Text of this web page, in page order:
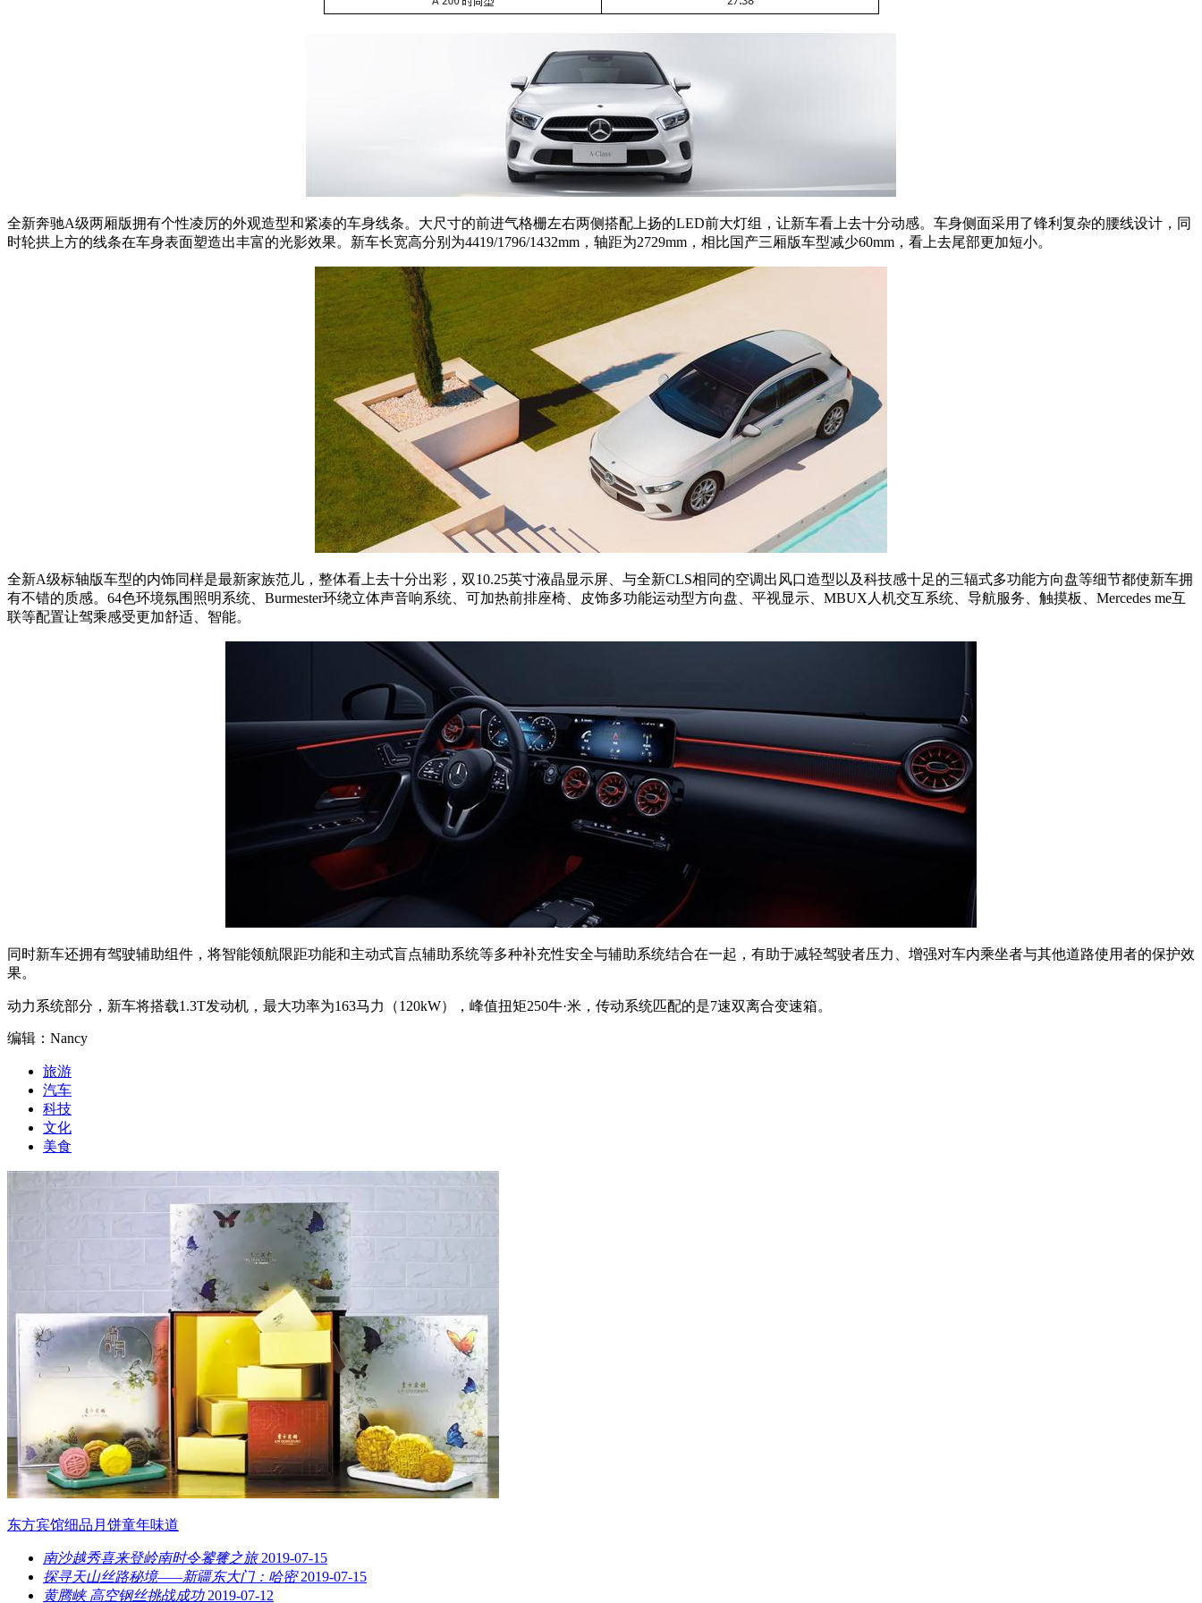
全新奔驰A级两厢版拥有个性凌厉的外观造型和紧凑的车身线条。大尺寸的前进气格栅左右两侧搭配上扬的LED前大灯组，让新车看上去十分动感。车身侧面采用了锋利复杂的腰线设计，同
时轮拱上方的线条在车身表面塑造出丰富的光影效果。新车长宽高分别为4419/1796/1432mm，轴距为2729mm，相比国产三厢版车型减少60mm，看上去尾部更加短小。
全新A级标轴版车型的内饰同样是最新家族范儿，整体看上去十分出彩，双10.25英寸液晶显示屏、与全新CLS相同的空调出风口造型以及科技感十足的三辐式多功能方向盘等细节都使新车拥
有不错的质感。64色环境氛围照明系统、Burmester环绕立体声音响系统、可加热前排座椅、皮饰多功能运动型方向盘、平视显示、MBUX人机交互系统、导航服务、触摸板、Mercedes me互
联等配置让驾乘感受更加舒适、智能。
同时新车还拥有驾驶辅助组件，将智能领航限距功能和主动式盲点辅助系统等多种补充性安全与辅助系统结合在一起，有助于减轻驾驶者压力、增强对车内乘坐者与其他道路使用者的保护效
果。
动力系统部分，新车将搭载1.3T发动机，最大功率为163马力（120kW），峰值扭矩250牛·米，传动系统匹配的是7速双离合变速箱。
编辑：Nancy
旅游
汽车
科技
文化
美食
东方宾馆细品月饼童年味道
南沙越秀喜来登岭南时令饕餮之旅 2019-07-15
探寻天山丝路秘境——新疆东大门：哈密 2019-07-15
黄腾峡 高空钢丝挑战成功 2019-07-12